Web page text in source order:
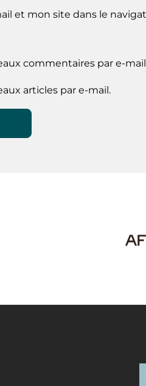
et mon site dans le
commentaires par e-
articles par e-mail.